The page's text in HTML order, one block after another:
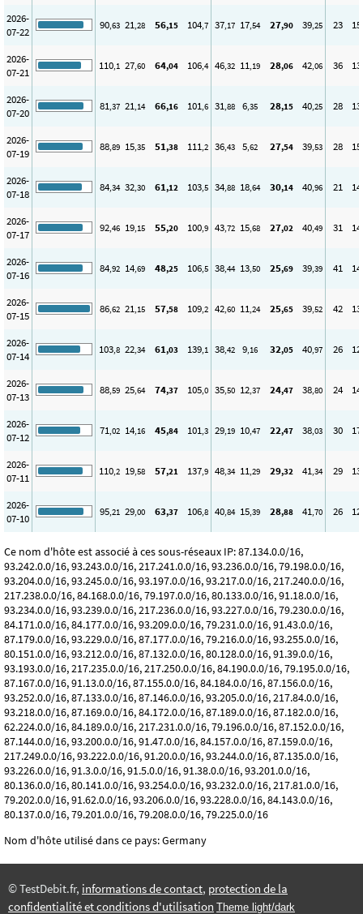
2026-
07-22
90,63 21,28 56,15 104,7 37,17 17,54 27,90 39,25 23 15
2026-
07-21
110,1 27,60 64,04 106,4 46,32 11,19 28,06 42,06 36 13
2026-
07-20
81,37 21,14 66,16 101,6 31,88 6,35 28,15 40,25 28 13
2026-
07-19
88,89 15,35 51,38 111,2 36,43 5,62 27,54 39,53 28 15
2026-
07-18
84,34 32,30 61,12 103,5 34,88 18,64 30,14 40,96 21 14
2026-
07-17
92,46 19,15 55,20 100,9 43,72 15,68 27,02 40,49 31 14
2026-
07-16
84,92 14,69 48,25 106,5 38,44 13,50 25,69 39,39 41 14
2026-
07-15
86,62 21,15 57,58 109,2 42,60 11,24 25,65 39,52 42 13
2026-
07-14
103,8 22,34 61,03 139,1 38,42 9,16 32,05 40,97 26 12
2026-
07-13
88,59 25,64 74,37 105,0 35,50 12,37 24,47 38,80 24 14
2026-
07-12
71,02 14,16 45,84 101,3 29,19 10,47 22,47 38,03 30 17
2026-
07-11
110,2 19,58 57,21 137,9 48,34 11,29 29,32 41,34 29 13
2026-
07-10
95,21 29,00 63,37 106,8 40,84 15,39 28,88 41,70 26 12
Ce nom d'hôte est associé à ces sous-réseaux IP: 87.134.0.0/16,
93.242.0.0/16, 93.243.0.0/16, 217.241.0.0/16, 93.236.0.0/16, 79.198.0.0/16,
93.204.0.0/16, 93.245.0.0/16, 93.197.0.0/16, 93.217.0.0/16, 217.240.0.0/16,
217.238.0.0/16, 84.168.0.0/16, 79.197.0.0/16, 80.133.0.0/16, 91.18.0.0/16,
93.234.0.0/16, 93.239.0.0/16, 217.236.0.0/16, 93.227.0.0/16, 79.230.0.0/16,
84.171.0.0/16, 84.177.0.0/16, 93.209.0.0/16, 79.231.0.0/16, 91.43.0.0/16,
87.179.0.0/16, 93.229.0.0/16, 87.177.0.0/16, 79.216.0.0/16, 93.255.0.0/16,
80.151.0.0/16, 93.212.0.0/16, 87.132.0.0/16, 80.128.0.0/16, 91.39.0.0/16,
93.193.0.0/16, 217.235.0.0/16, 217.250.0.0/16, 84.190.0.0/16, 79.195.0.0/16,
87.167.0.0/16, 91.13.0.0/16, 87.155.0.0/16, 84.184.0.0/16, 87.156.0.0/16,
93.252.0.0/16, 87.133.0.0/16, 87.146.0.0/16, 93.205.0.0/16, 217.84.0.0/16,
93.218.0.0/16, 87.169.0.0/16, 84.172.0.0/16, 87.189.0.0/16, 87.182.0.0/16,
62.224.0.0/16, 84.189.0.0/16, 217.231.0.0/16, 79.196.0.0/16, 87.152.0.0/16,
87.144.0.0/16, 93.200.0.0/16, 91.47.0.0/16, 84.157.0.0/16, 87.159.0.0/16,
217.249.0.0/16, 93.222.0.0/16, 91.20.0.0/16, 93.244.0.0/16, 87.135.0.0/16,
93.226.0.0/16, 91.3.0.0/16, 91.5.0.0/16, 91.38.0.0/16, 93.201.0.0/16,
80.136.0.0/16, 80.141.0.0/16, 93.254.0.0/16, 93.232.0.0/16, 217.81.0.0/16,
79.202.0.0/16, 91.62.0.0/16, 93.206.0.0/16, 93.228.0.0/16, 84.143.0.0/16,
80.137.0.0/16, 79.201.0.0/16, 79.208.0.0/16, 79.225.0.0/16
Nom d'hôte utilisé dans ce pays: Germany
© TestDebit.fr, informations de contact, protection de la
confidentialité et conditions d'utilisation Theme light/dark